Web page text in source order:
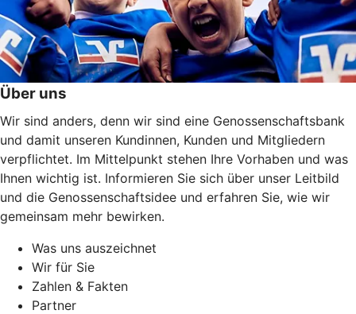
Über uns
Wir sind anders, denn wir sind eine Genossenschaftsbank
und damit unseren Kundinnen, Kunden und Mitgliedern
verpflichtet. Im Mittelpunkt stehen Ihre Vorhaben und was
Ihnen wichtig ist. Informieren Sie sich über unser Leitbild
und die Genossenschaftsidee und erfahren Sie, wie wir
gemeinsam mehr bewirken.
Was uns auszeichnet
Wir für Sie
Zahlen & Fakten
Partner